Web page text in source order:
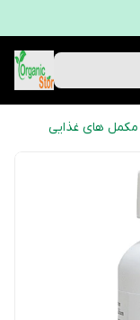
مکمل های غذایی